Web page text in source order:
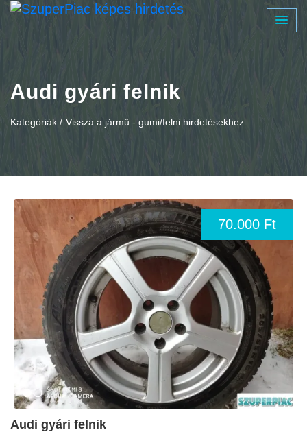
Audi gyári felnik
Kategóriák / Vissza a jármű - gumi/felni hirdetésekhez
70.000 Ft
Audi gyári felnik